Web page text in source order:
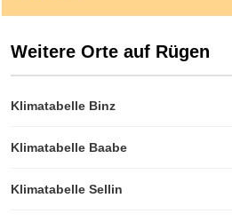
Weitere Orte auf Rügen
Klimatabelle Binz
Klimatabelle Baabe
Klimatabelle Sellin